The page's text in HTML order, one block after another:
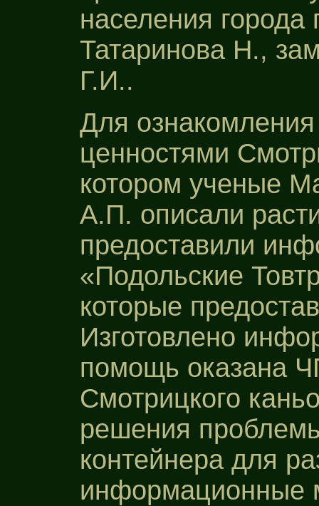
населения
Татаринова Н.,
Г.И..
Для
ценностями
котором ученые
А.П. описали
предоставили
«Подольские
которые
Изготовлено
помощь оказана
Смотрицкого
решения
контейнера для
информационные